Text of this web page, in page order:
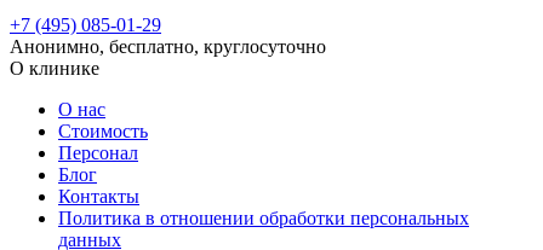
+7 (495) 085-01-29
Анонимно, бесплатно, круглосуточно
О клинике
О нас
Стоимость
Персонал
Блог
Контакты
Политика в отношении обработки персональных
данных